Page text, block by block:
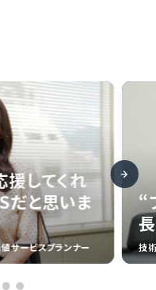
してくれ
だと思いま
サービスプランナー
“
技